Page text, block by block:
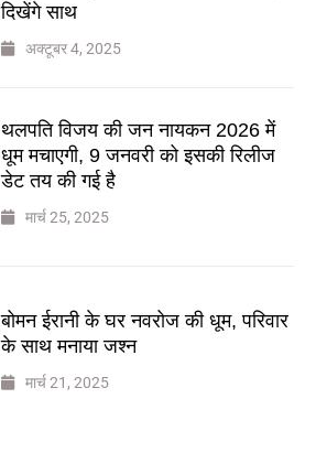
दिखेंगे साथ
अक्टूबर 4, 2025
थलपति विजय की जन नायकन 2026 में
धूम मचाएगी, 9 जनवरी को इसकी रिलीज
डेट तय की गई है
मार्च 25, 2025
बोमन ईरानी के घर नवरोज की धूम, परिवार
के साथ मनाया जश्न
मार्च 21, 2025